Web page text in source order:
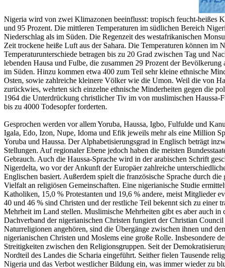
Nigeria wird von zwei Klimazonen beeinflusst: tropisch feucht-heißes
und 95 Prozent. Die mittleren Temperaturen im südlichen Bereich
Niederschlag als im Süden. Die Regenzeit des westafrikanischen
Zeit trockene heiße Luft aus der Sahara. Die Temperaturen können
Temperaturunterschiede betragen bis zu 20 Grad zwischen Tag und
lebenden Hausa und Fulbe, die zusammen 29 Prozent der
im Süden. Hinzu kommen etwa 400 zum Teil sehr kleine ethnische
Osten, sowie zahlreiche kleinere Völker wie die Umon. Weil die von
zurückwies, wehrten sich einzelne ethnische Minderheiten gegen die
1964 die Unterdrückung christlicher Tiv im von muslimischen
bis zu 4000 Todesopfer forderten.
Gesprochen werden vor allem Yoruba, Haussa, Igbo, Fulfulde und
Igala, Edo, Izon, Nupe, Idoma und Efik jeweils mehr als eine Million
Yoruba und Haussa. Der Alphabetisierungsgrad in Englisch beträgt
Stellungen. Auf regionaler Ebene jedoch haben die meisten
Gebrauch. Auch die Haussa-Sprache wird in der arabischen Schrift
Nigerdelta, wo vor der Ankunft der Europäer zahlreiche
Englischen basiert. Außerdem spielt die französische Sprache durch
Vielfalt an religiösen Gemeinschaften. Eine nigerianische Studie
Katholiken, 15,0 % Protestanten und 19,6 % andere, meist Mitglieder
40 und 46 % sind Christen und der restliche Teil bekennt sich zu
Mehrheit im Land stellen. Muslimische Mehrheiten gibt es aber auch
Dachverband der nigerianischen Christen fungiert der Christian
Naturreligionen angehören, sind die Übergänge zwischen ihnen und
nigerianischen Christen und Moslems eine große Rolle. Insbesondere
Streitigkeiten zwischen den Religionsgruppen. Seit der
Nordteil des Landes die Scharia eingeführt. Seither fielen Tausende
Nigeria und das Verbot westlicher Bildung ein, was immer wieder zu